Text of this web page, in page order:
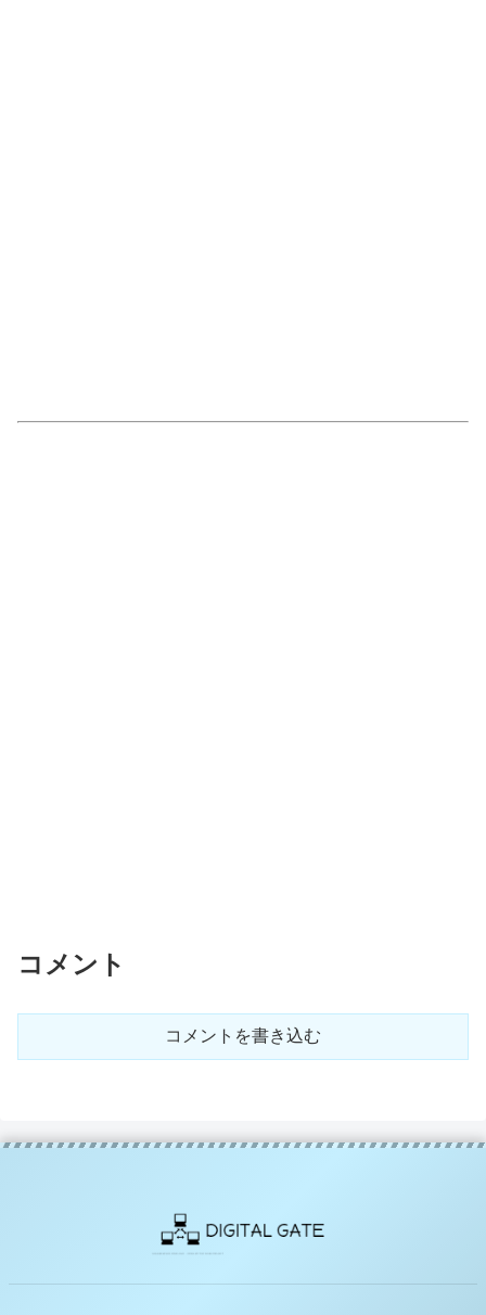
コメント
コメントを書き込む